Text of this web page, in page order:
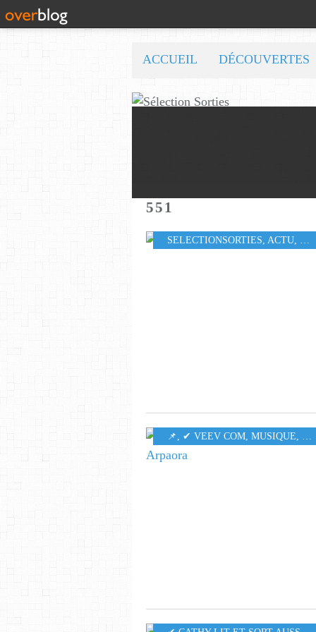
ACCUEIL DÉCOUVERTES
551
SELECTIONSORTIES, ACTU,
​​​​​​​📌 , ✔ VEEV COM, MUSIQUE, 551